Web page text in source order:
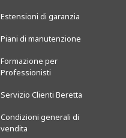
Estensioni di garanzia
Piani di manutenzione
Formazione per
Professionisti
Servizio Clienti Beretta
Condizioni generali di
vendita